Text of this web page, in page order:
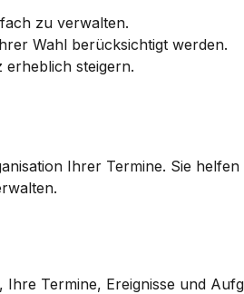
zu verwalten.
Wahl berücksichtigt werden.
steigern.
Ihrer Termine. Sie
Termine, Ereignisse und